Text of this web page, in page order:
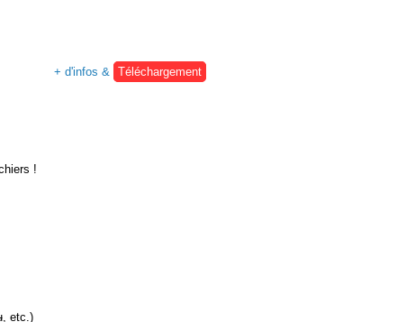
+ d'infos &
Téléchargement
!
, etc.)